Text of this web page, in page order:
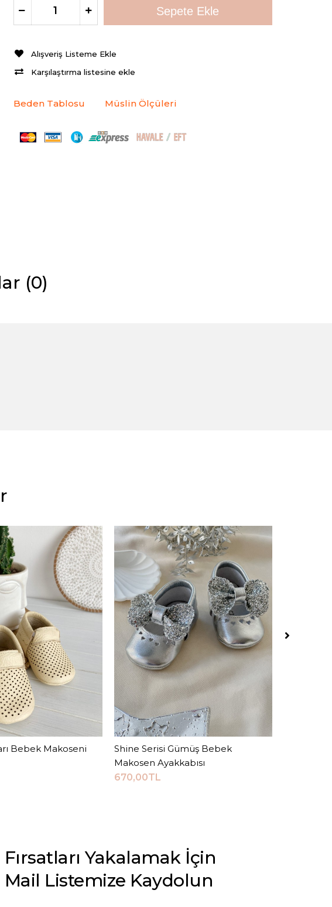
Alışveriş Listeme Ekle
Karşılaştırma listesine ekle
Beden Tablosu Müslin Ölçüleri
(0)
Ekle
Bebek Makoseni
Sepete Ekle
Shine Serisi Gümüş Bebek
Makosen Ayakkabısı
670,00TL
Fırsatları Yakalamak İçin
Mail Listemize Kaydolun